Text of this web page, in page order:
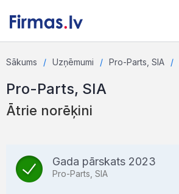
Sākums Uzņēmumi Pro-Parts, SIA
Pro-Parts, SIA
Ātrie norēķini
Gada pārskats 2023
Pro-Parts, SIA